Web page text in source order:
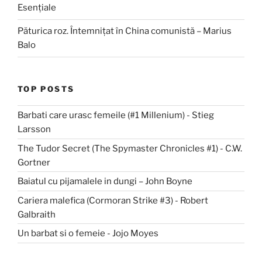
Esențiale
Păturica roz. Întemnițat în China comunistă – Marius
Balo
TOP POSTS
Barbati care urasc femeile (#1 Millenium) - Stieg
Larsson
The Tudor Secret (The Spymaster Chronicles #1) - C.W.
Gortner
Baiatul cu pijamalele in dungi – John Boyne
Cariera malefica (Cormoran Strike #3) - Robert
Galbraith
Un barbat si o femeie - Jojo Moyes